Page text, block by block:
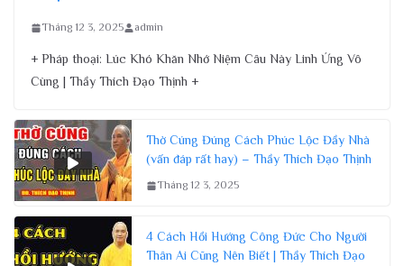
Tháng 12 3, 2025 admin
+ Pháp thoại: Lúc Khó Khăn Nhớ Niệm Câu Này Linh Ứng Vô
Cùng | Thầy Thích Đạo Thịnh +
Thờ Cúng Đúng Cách Phúc Lộc Đầy Nhà
(vấn đáp rất hay) – Thầy Thích Đạo Thịnh
Tháng 12 3, 2025
4 Cách Hồi Hướng Công Đức Cho Người
Thân Ai Cũng Nên Biết | Thầy Thích Đạo